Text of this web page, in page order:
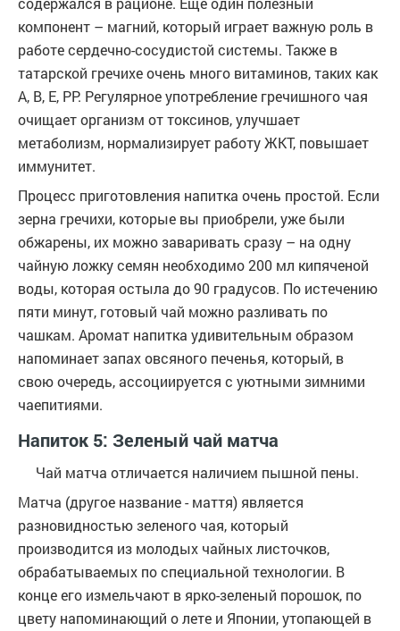
компонент – магний, который играет важную роль в
работе сердечно-сосудистой системы. Также в
татарской гречихе очень много витаминов, таких как
А, В, Е, РР. Регулярное употребление гречишного чая
очищает организм от токсинов, улучшает
метаболизм, нормализирует работу ЖКТ, повышает
иммунитет.
Процесс приготовления напитка очень простой. Если
зерна гречихи, которые вы приобрели, уже были
обжарены, их можно заваривать сразу – на одну
чайную ложку семян необходимо 200 мл кипяченой
воды, которая остыла до 90 градусов. По истечению
пяти минут, готовый чай можно разливать по
чашкам. Аромат напитка удивительным образом
напоминает запах овсяного печенья, который, в
свою очередь, ассоциируется с уютными зимними
чаепитиями.
Напиток 5: Зеленый чай матча
Чай матча отличается наличием пышной пены.
Матча (другое название - маття) является
разновидностью зеленого чая, который
производится из молодых чайных листочков,
обрабатываемых по специальной технологии. В
конце его измельчают в ярко-зеленый порошок, по
цвету напоминающий о лете и Японии, утопающей в